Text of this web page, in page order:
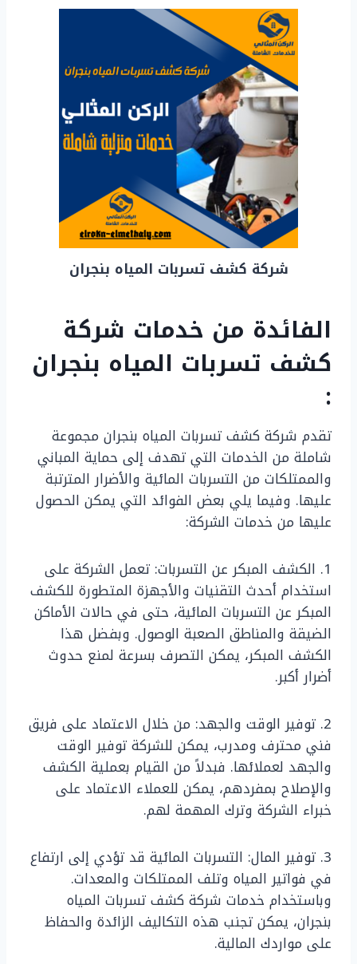
شركة كشف تسربات المياه بنجران
الفائدة من خدمات شركة
كشف تسربات المياه بنجران
:
تقدم شركة كشف تسربات المياه بنجران مجموعة
شاملة من الخدمات التي تهدف إلى حماية المباني
والممتلكات من التسربات المائية والأضرار المترتبة
عليها. وفيما يلي بعض الفوائد التي يمكن الحصول
عليها من خدمات الشركة:
1. الكشف المبكر عن التسربات: تعمل الشركة على
استخدام أحدث التقنيات والأجهزة المتطورة للكشف
المبكر عن التسربات المائية، حتى في حالات الأماكن
الضيقة والمناطق الصعبة الوصول. وبفضل هذا
الكشف المبكر، يمكن التصرف بسرعة لمنع حدوث
أضرار أكبر.
2. توفير الوقت والجهد: من خلال الاعتماد على فريق
فني محترف ومدرب، يمكن للشركة توفير الوقت
والجهد لعملائها. فبدلاً من القيام بعملية الكشف
والإصلاح بمفردهم، يمكن للعملاء الاعتماد على
خبراء الشركة وترك المهمة لهم.
3. توفير المال: التسربات المائية قد تؤدي إلى ارتفاع
في فواتير المياه وتلف الممتلكات والمعدات.
وباستخدام خدمات شركة كشف تسربات المياه
بنجران، يمكن تجنب هذه التكاليف الزائدة والحفاظ
على مواردك المالية.